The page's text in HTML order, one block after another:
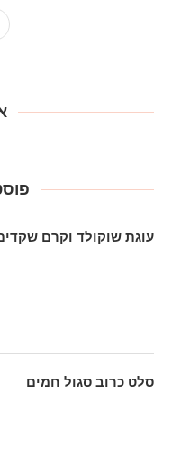
עוגת שוקולד וקרם
סלט כרוב סגול חמים